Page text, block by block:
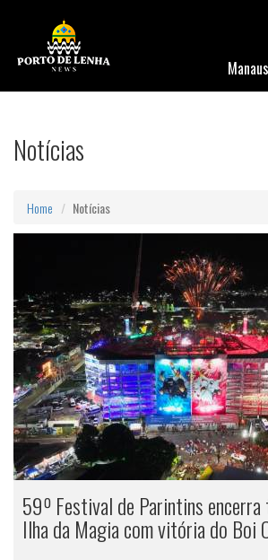
Notícias
Home Notícias
59º Festival de Parintins
Ilha da Magia com vitória do Boi